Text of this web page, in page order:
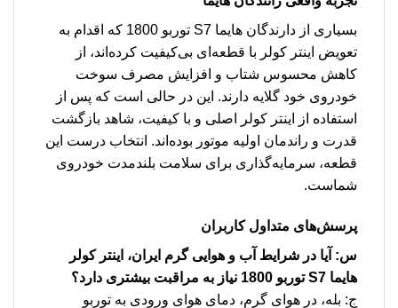
بسیاری از دارندگان هایما S7 توربو 1800 که اقدام به
تعویض اینتر کولر با قطعه‌ای بی‌کیفیت کرده‌اند، از
کاهش محسوس شتاب و افزایش مصرف سوخت
خودروی خود گلایه دارند. این در حالی است که پس از
استفاده از اینتر کولر اصلی و با کیفیت، شاهد بازگشت
قدرت و راندمان اولیه موتور بوده‌اند. انتخاب درست این
قطعه، سرمایه‌گذاری برای سلامت بلندمدت خودروی
شماست.
پرسش‌های متداول کاربران
س: آیا در شرایط آب و هوایی گرم ایران، اینتر کولر
هایما S7 توربو 1800 نیاز به مراقبت بیشتری دارد؟
ج: بله، در هوای گرم، دمای هوای ورودی به توربو